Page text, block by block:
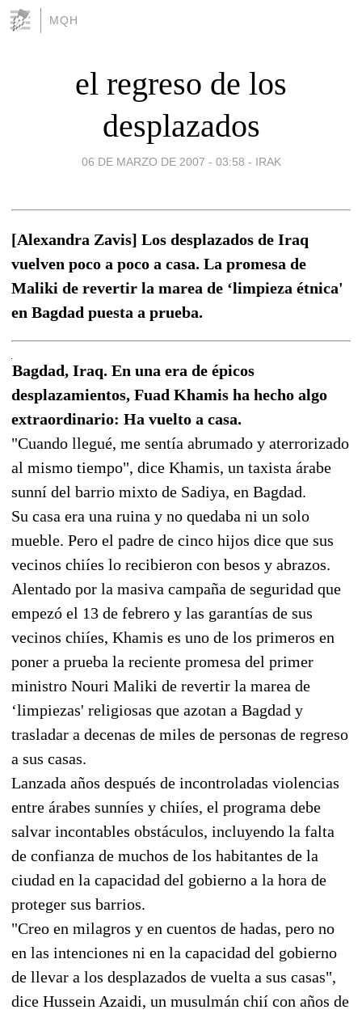
MQH
el regreso de los
desplazados
06 DE MARZO DE 2007 - 03:58 - IRAK
[Alexandra Zavis] Los desplazados de Iraq
vuelven poco a poco a casa. La promesa de
Maliki de revertir la marea de ‘limpieza étnica'
en Bagdad puesta a prueba.
Bagdad, Iraq. En una era de épicos
desplazamientos, Fuad Khamis ha hecho algo
extraordinario: Ha vuelto a casa.
"Cuando llegué, me sentía abrumado y aterrorizado
al mismo tiempo", dice Khamis, un taxista árabe
sunní del barrio mixto de Sadiya, en Bagdad.
Su casa era una ruina y no quedaba ni un solo
mueble. Pero el padre de cinco hijos dice que sus
vecinos chiíes lo recibieron con besos y abrazos.
Alentado por la masiva campaña de seguridad que
empezó el 13 de febrero y las garantías de sus
vecinos chiíes, Khamis es uno de los primeros en
poner a prueba la reciente promesa del primer
ministro Nouri Maliki de revertir la marea de
‘limpiezas' religiosas que azotan a Bagdad y
trasladar a decenas de miles de personas de regreso
a sus casas.
Lanzada años después de incontroladas violencias
entre árabes sunníes y chiíes, el programa debe
salvar incontables obstáculos, incluyendo la falta
de confianza de muchos de los habitantes de la
ciudad en la capacidad del gobierno a la hora de
proteger sus barrios.
"Creo en milagros y en cuentos de hadas, pero no
en las intenciones ni en la capacidad del gobierno
de llevar a los desplazados de vuelta a sus casas",
dice Hussein Azaidi, un musulmán chií con años de